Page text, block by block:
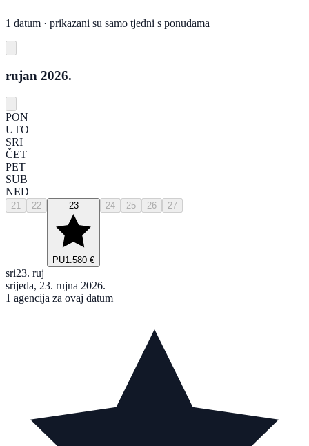
1 datum · prikazani su samo tjedni s ponudama
rujan 2026.
PON
UTO
SRI
ČET
PET
SUB
NED
21 22 23
PU1.580 €
24 25 26 27
sri23. ruj
srijeda, 23. rujna 2026.
1 agencija za ovaj datum